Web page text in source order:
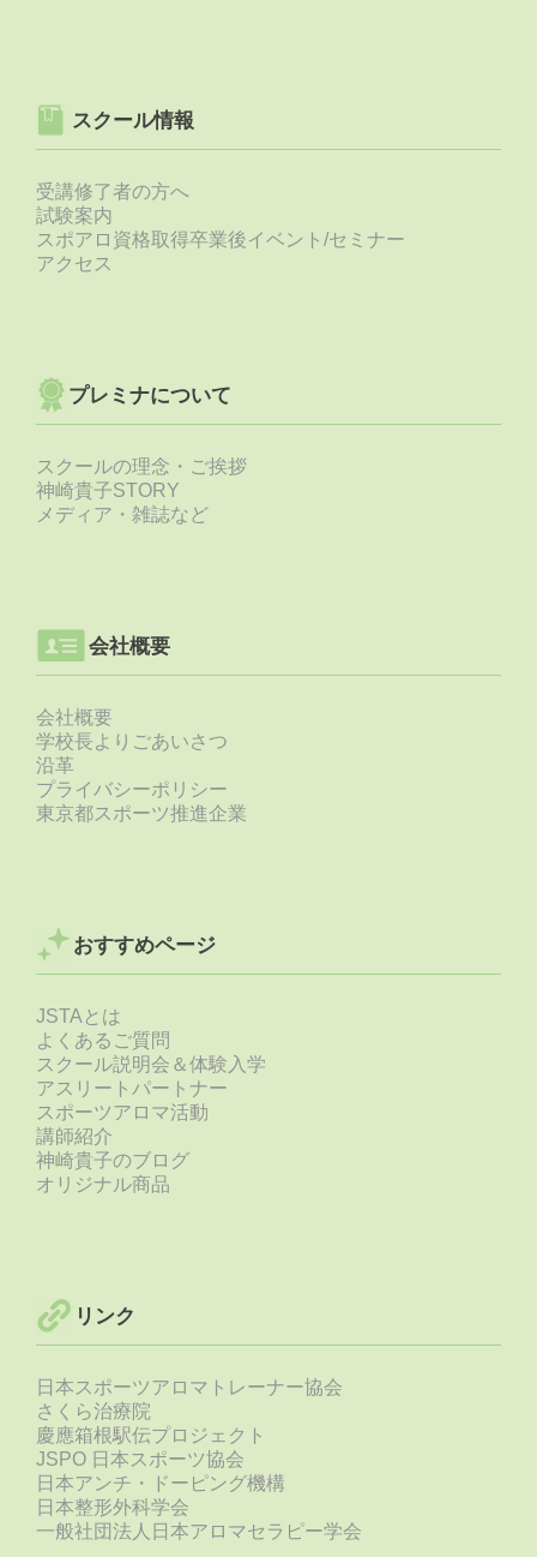
スクール情報
受講修了者の方へ
試験案内
スポアロ資格取得卒業後イベント/セミナー
アクセス
プレミナについて
スクールの理念・ご挨拶
神崎貴子STORY
メディア・雑誌など
会社概要
会社概要
学校長よりごあいさつ
沿革
プライバシーポリシー
東京都スポーツ推進企業
おすすめページ
JSTAとは
よくあるご質問
スクール説明会＆体験入学
アスリートパートナー
スポーツアロマ活動
講師紹介
神崎貴子のブログ
オリジナル商品
リンク
日本スポーツアロマトレーナー協会
さくら治療院
慶應箱根駅伝プロジェクト
JSPO 日本スポーツ協会
日本アンチ・ドーピング機構
日本整形外科学会
一般社団法人日本アロマセラピー学会